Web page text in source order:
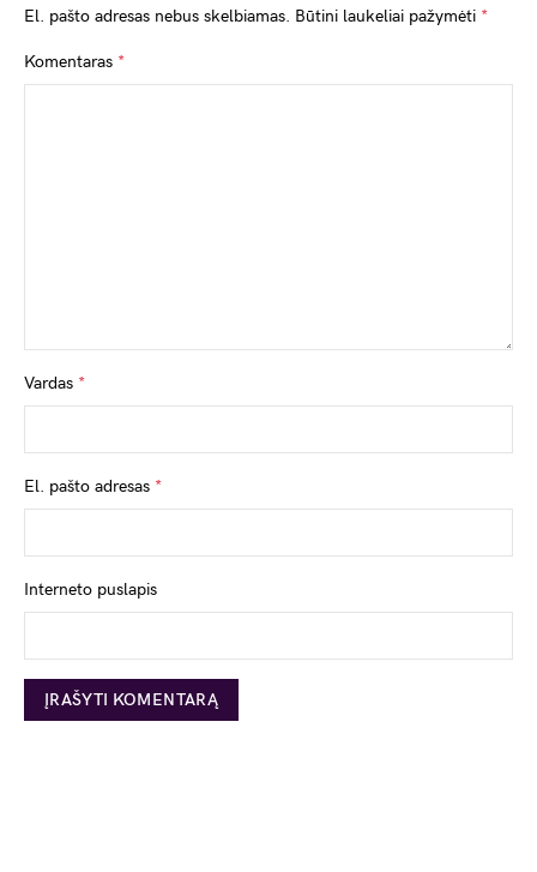
El. pašto adresas nebus skelbiamas. Būtini laukeliai pažymėti *
Komentaras *
Vardas *
El. pašto adresas *
Interneto puslapis